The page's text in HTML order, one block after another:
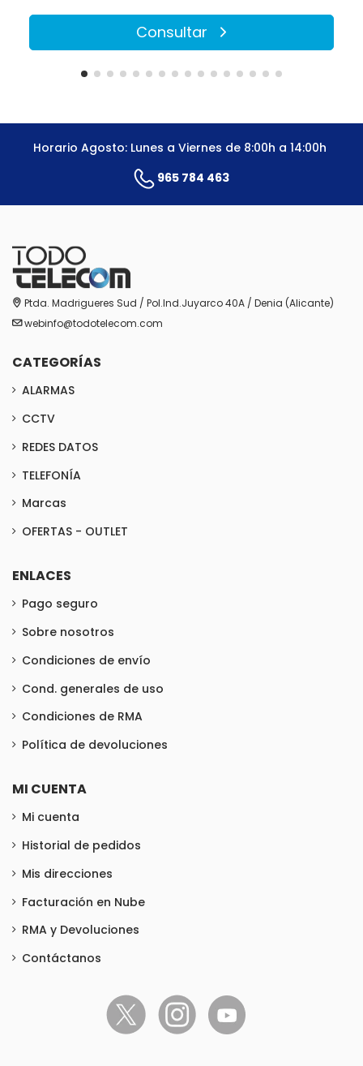
Consultar
Horario Agosto: Lunes a Viernes de 8:00h a 14:00h
965 784 463
Ptda. Madrigueres Sud / Pol.Ind.Juyarco 40A / Denia (Alicante)
webinfo@todotelecom.com
CATEGORÍAS
ALARMAS
CCTV
REDES DATOS
TELEFONÍA
Marcas
OFERTAS - OUTLET
ENLACES
Pago seguro
Sobre nosotros
Condiciones de envío
Cond. generales de uso
Condiciones de RMA
Política de devoluciones
MI CUENTA
Mi cuenta
Historial de pedidos
Mis direcciones
Facturación en Nube
RMA y Devoluciones
Contáctanos